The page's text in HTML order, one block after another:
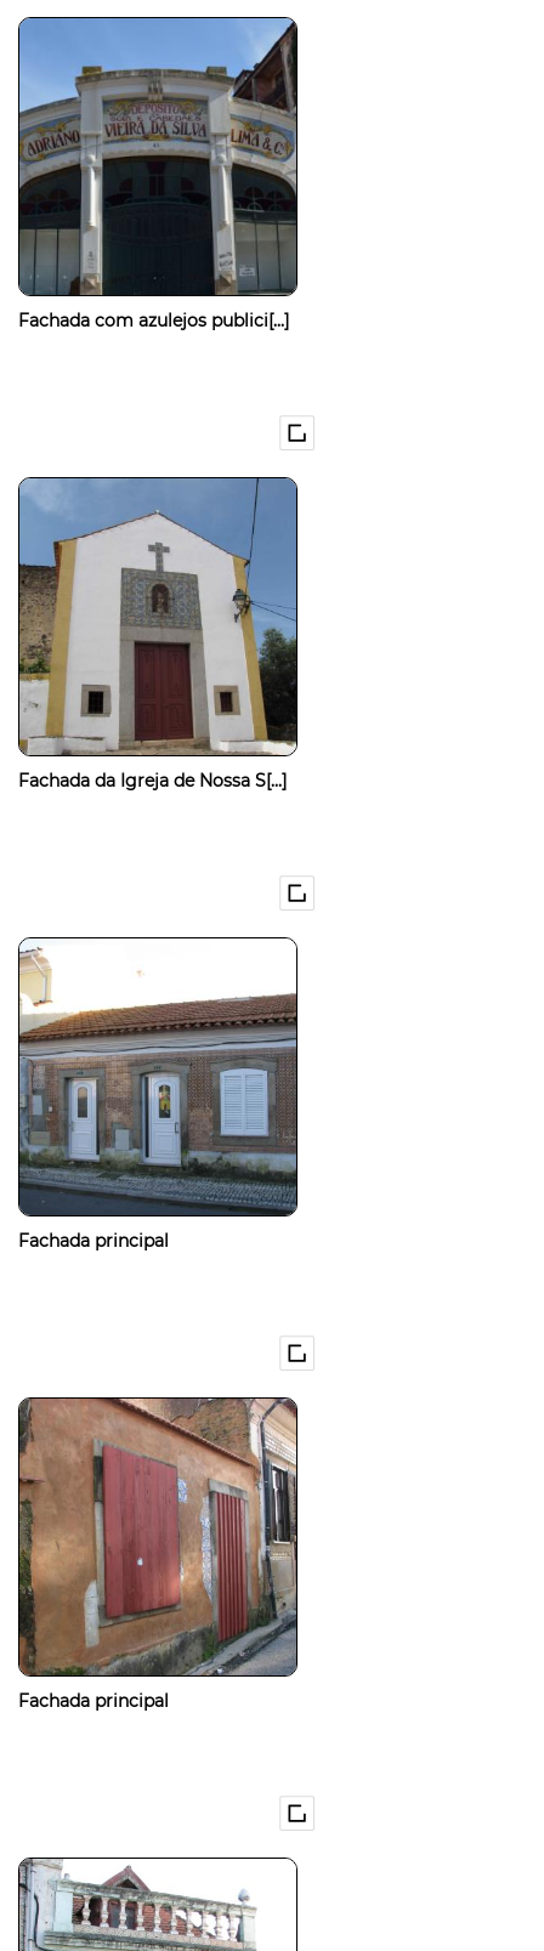
Fachada com azulejos publici[...]
Fachada da Igreja de Nossa S[...]
Fachada principal
Fachada principal